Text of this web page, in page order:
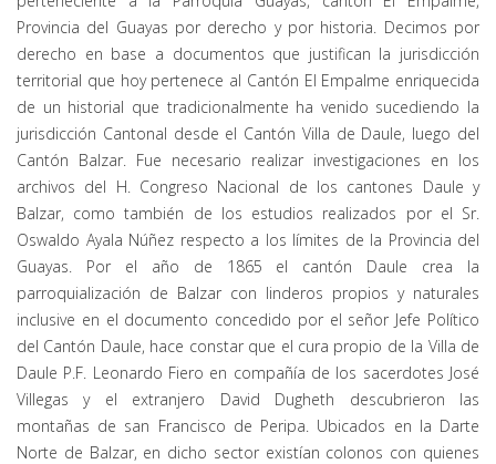
Provincia del Guayas por derecho y por historia. Decimos por
derecho en base a documentos que justifican la jurisdicción
territorial que hoy pertenece al Cantón El Empalme enriquecida
de un historial que tradicionalmente ha venido sucediendo la
jurisdicción Cantonal desde el Cantón Villa de Daule, luego del
Cantón Balzar. Fue necesario realizar investigaciones en los
archivos del H. Congreso Nacional de los cantones Daule y
Balzar, como también de los estudios realizados por el Sr.
Oswaldo Ayala Núñez respecto a los límites de la Provincia del
Guayas. Por el año de 1865 el cantón Daule crea la
parroquialización de Balzar con linderos propios y naturales
inclusive en el documento concedido por el señor Jefe Político
del Cantón Daule, hace constar que el cura propio de la Villa de
Daule P.F. Leonardo Fiero en compañía de los sacerdotes José
Villegas y el extranjero David Dugheth descubrieron las
montañas de san Francisco de Peripa. Ubicados en la Darte
Norte de Balzar, en dicho sector existían colonos con quienes